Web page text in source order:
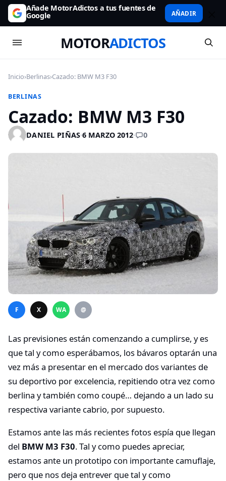
Añade MotorAdictos a tus fuentes de
Google AÑADIR
MOTORADICTOS
Inicio›Berlinas›Cazado: BMW M3 F30
BERLINAS
Cazado: BMW M3 F30
DANIEL PIÑAS·6 MARZO 2012· 0
F X WA @
Las previsiones están comenzando a cumplirse, y es
que tal y como esperábamos, los bávaros optarán una
vez más a presentar en el mercado dos variantes de
su deportivo por excelencia, repitiendo otra vez como
berlina y también como coupé… dejando a un lado su
respectiva variante cabrio, por supuesto.
Estamos ante las más recientes fotos espía que llegan
del BMW M3 F30. Tal y como puedes apreciar,
estamos ante un prototipo con importante camuflaje,
pero que nos deja entrever que tal y como